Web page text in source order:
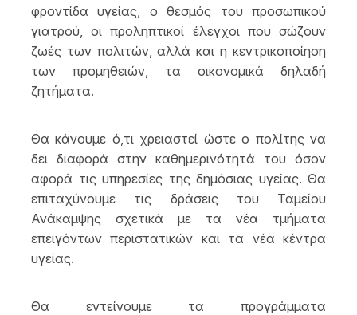
φροντίδα υγείας, ο θεσμός του προσωπικού
γιατρού, οι προληπτικοί έλεγχοι που σώζουν
ζωές των πολιτών, αλλά και η κεντρικοποίηση
των προμηθειών, τα οικονομικά δηλαδή
ζητήματα.
Θα κάνουμε ό,τι χρειαστεί ώστε ο πολίτης να
δει διαφορά στην καθημερινότητά του όσον
αφορά τις υπηρεσίες της δημόσιας υγείας. Θα
επιταχύνουμε τις δράσεις του Ταμείου
Ανάκαμψης σχετικά με τα νέα τμήματα
επειγόντων περιστατικών και τα νέα κέντρα
υγείας.
Θα εντείνουμε τα προγράμματα